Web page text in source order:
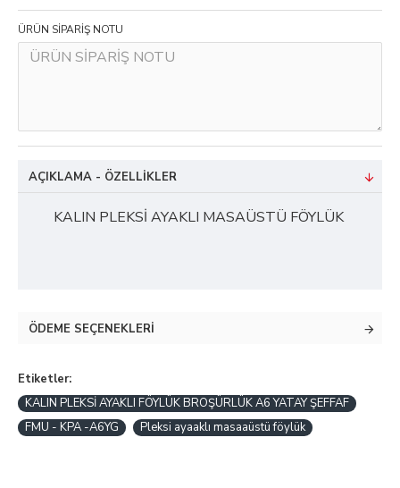
ÜRÜN SİPARİŞ NOTU
AÇIKLAMA - ÖZELLIKLER
KALIN PLEKSİ AYAKLI MASAÜSTÜ FÖYLÜK
ÖDEME SEÇENEKLERI
Etiketler:
KALIN PLEKSİ AYAKLI FÖYLÜK BROŞÜRLÜK A6 YATAY ŞEFFAF
FMU - KPA -A6YG
Pleksi ayaaklı masaaüstü föylük